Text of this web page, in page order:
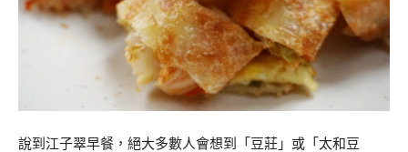
說到江子翠早餐，絕大多數人會想到「豆莊」或「太和豆